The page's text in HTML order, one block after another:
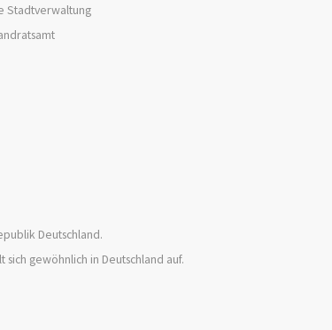
Stadtverwaltung
Deutschland.
gewöhnlich in Deutschland auf.